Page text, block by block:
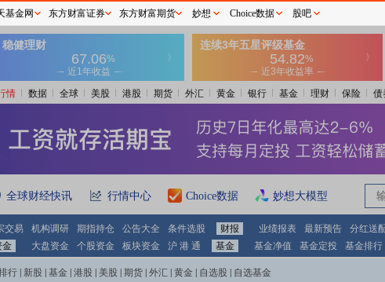
情 数据 全球 美股 港股 期货 外汇 黄金 银行 基金 理财 保险 债
全球财经快讯 行情中心 Choice数据 妙想大模型
交易 机构调研 期指持仓 公告大全 条件选股 财报 业绩报表 最新预告 分红送
金 大盘资金 个股资金 板块资金 沪 港 通 基金 基金净值 基金定投 基金排行
行 新股 基金 港股 美股 期货 外汇 黄金 自选股 自选基金
基金网 东方财富证券 东方财富期货 妙想 Choice数据 股吧